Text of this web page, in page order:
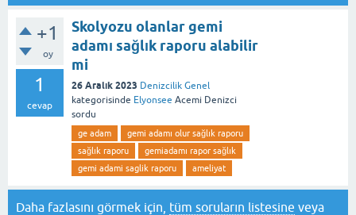
+1
oy
1
cevap
Skolyozu olanlar gemi
adamı sağlık raporu alabilir
mi
26 Aralık 2023 Denizcilik Genel
kategorisinde Elyonsee Acemi Denizci
sordu
ge adam
gemi adamı olur sağlık raporu
sağlık raporu
gemiadamı rapor sağlık
gemi adami saglik raporu
ameliyat
Daha fazlasını görmek için, tüm soruların listesine veya